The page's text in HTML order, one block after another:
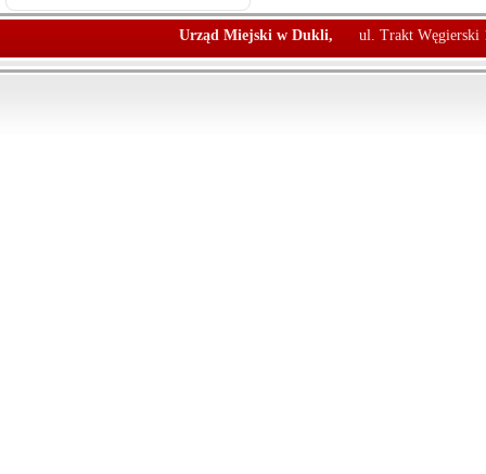
Urząd Miejski w Dukli, ul. Trakt Węgierski